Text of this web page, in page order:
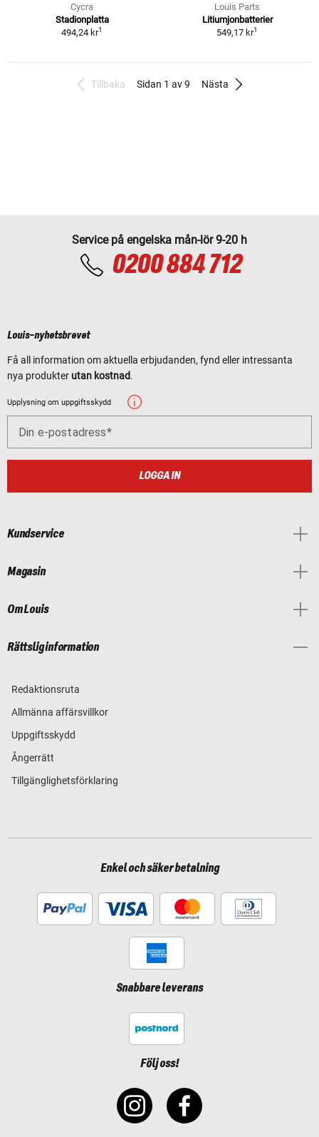
Cycra
Stadionplatta
494,24 kr1
Louis Parts
Litiumjonbatterier
549,17 kr1
Tillbaka Sidan 1 av 9 Nästa
Service på engelska mån-lör 9-20 h
0200 884 712
Louis-nyhetsbrevet
Få all information om aktuella erbjudanden, fynd eller intressanta
nya produkter utan kostnad.
Upplysning om uppgiftsskydd
Din e-postadress
LOGGA IN
Kundservice
Magasin
Om Louis
Rättslig information
Redaktionsruta
Allmänna affärsvillkor
Uppgiftsskydd
Ångerrätt
Tillgänglighetsförklaring
Enkel och säker betalning
Snabbare leverans
Följ oss!